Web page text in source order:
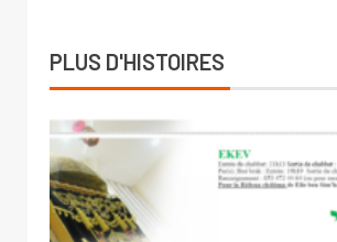
PLUS D'HISTOIRES